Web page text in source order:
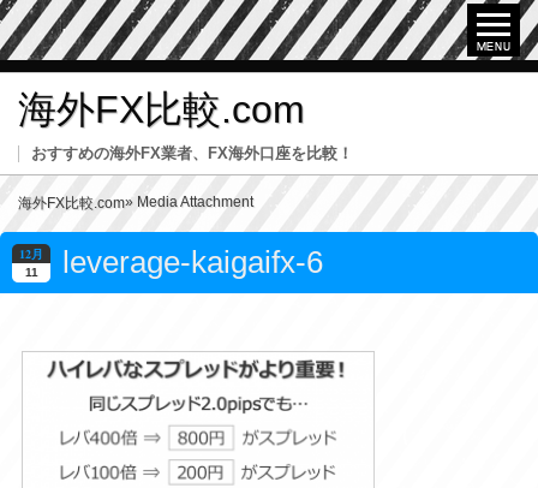
海外FX比較.com
おすすめの海外FX業者、FX海外口座を比較！
海外FX比較.com» Media Attachment
12月
11 leverage-kaigaifx-6